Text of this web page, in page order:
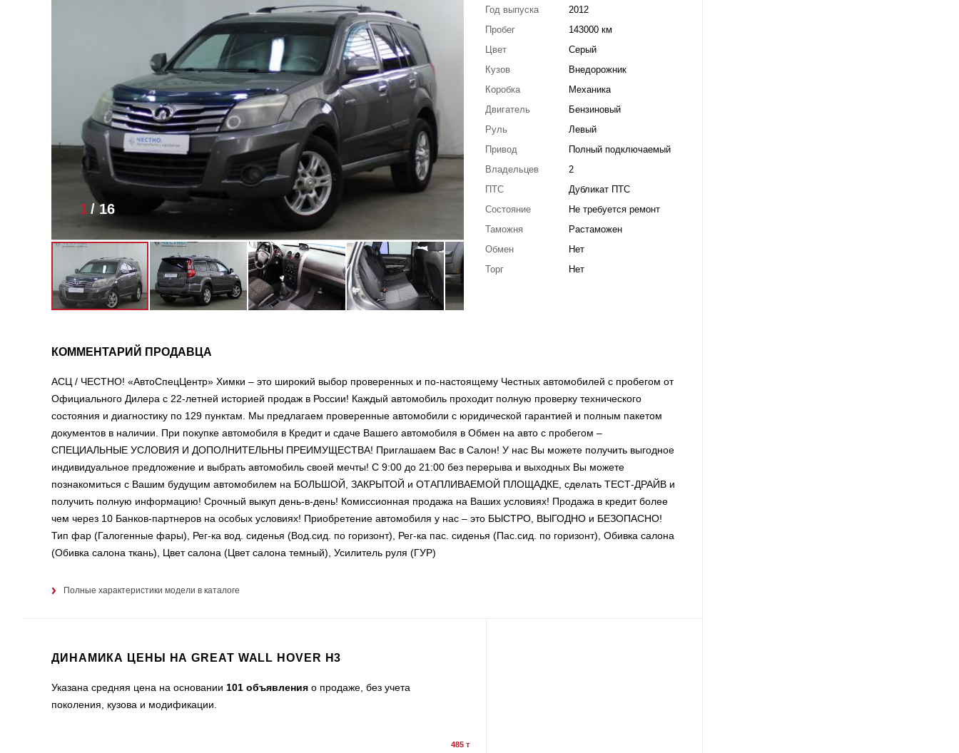
1/16
Год выпуска
2012
Пробег
143000 км
Цвет
Серый
Кузов
Внедорожник
Коробка
Механика
Двигатель
Бензиновый
Руль
Левый
Привод
Полный подключаемый
Владельцев
2
ПТС
Дубликат ПТС
Состояние
Не требуется ремонт
Таможня
Растаможен
Обмен
Нет
Торг
Нет
КОММЕНТАРИЙ ПРОДАВЦА
АСЦ / ЧЕСТНО! «АвтоСпецЦентр» Химки – это широкий выбор проверенных и по-настоящему Честных автомобилей с пробегом от
Официального Дилера с 22-летней историей продаж в России! Каждый автомобиль проходит полную проверку технического
состояния и диагностику по 129 пунктам. Мы предлагаем проверенные автомобили с юридической гарантией и полным пакетом
документов в наличии. При покупке автомобиля в Кредит и сдаче Вашего автомобиля в Обмен на авто с пробегом –
СПЕЦИАЛЬНЫЕ УСЛОВИЯ И ДОПОЛНИТЕЛЬНЫ ПРЕИМУЩЕСТВА! Приглашаем Вас в Салон! У нас Вы можете получить выгодное
индивидуальное предложение и выбрать автомобиль своей мечты! С 9:00 до 21:00 без перерыва и выходных Вы можете
познакомиться с Вашим будущим автомобилем на БОЛЬШОЙ, ЗАКРЫТОЙ и ОТАПЛИВАЕМОЙ ПЛОЩАДКЕ, сделать ТЕСТ-ДРАЙВ и
получить полную информацию! Срочный выкуп день-в-день! Комиссионная продажа на Ваших условиях! Продажа в кредит более
чем через 10 Банков-партнеров на особых условиях! Приобретение автомобиля у нас – это БЫСТРО, ВЫГОДНО и БЕЗОПАСНО!
Тип фар (Галогенные фары), Рег-ка вод. сиденья (Вод.сид. по горизонт), Рег-ка пас. сиденья (Пас.сид. по горизонт), Обивка салона
(Обивка салона ткань), Цвет салона (Цвет салона темный), Усилитель руля (ГУР)
Полные характеристики модели в каталоге
ДИНАМИКА ЦЕНЫ НА GREAT WALL HOVER H3
Указана средняя цена на основании 101 объявления о продаже, без учета
поколения, кузова и модификации.
485 т